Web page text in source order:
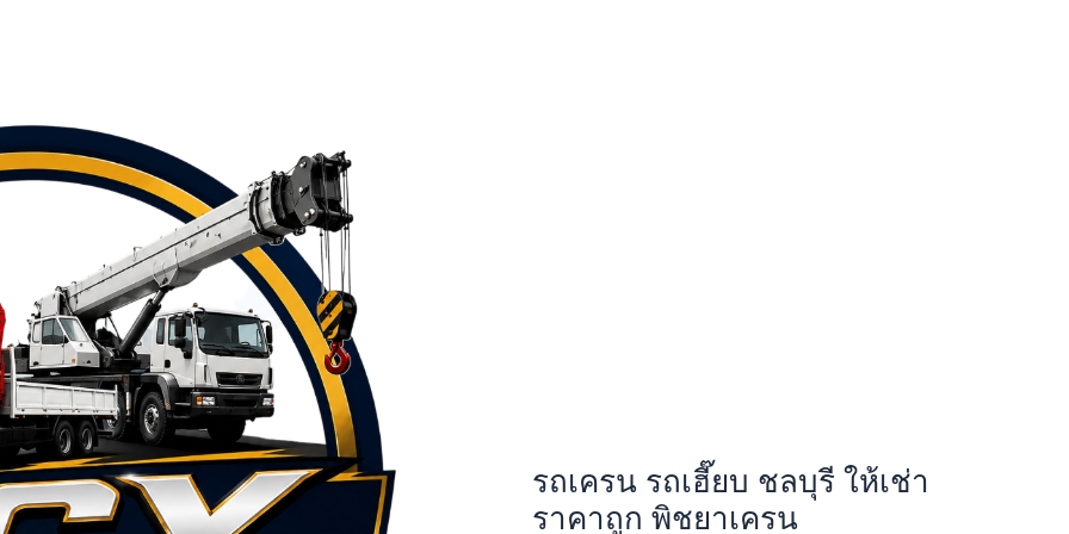
รถเครน รถเฮี๊ยบ ชลบุรี ให้เช่า
ราคาถูก พิชยาเครน